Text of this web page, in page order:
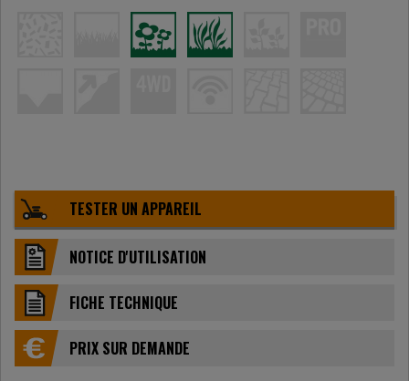
TESTER UN APPAREIL
NOTICE D'UTILISATION
FICHE TECHNIQUE
PRIX ​​SUR DEMANDE